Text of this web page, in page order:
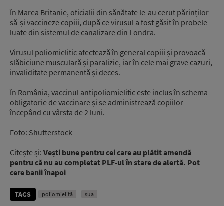
În Marea Britanie, oficialii din sănătate le-au cerut părinților
să-și vaccineze copiii, după ce virusul a fost găsit în probele
luate din sistemul de canalizare din Londra.
Virusul poliomielitic afectează în general copiii și provoacă
slăbiciune musculară și paralizie, iar în cele mai grave cazuri,
invaliditate permanentă și deces.
În România, vaccinul antipoliomielitic este inclus în schema
obligatorie de vaccinare și se administrează copiilor
începând cu vârsta de 2 luni.
Foto: Shutterstock
Citește și: Vești bune pentru cei care au plătit amendă
pentru că nu au completat PLF-ul în stare de alertă. Pot
cere banii înapoi
TAGS poliomielită sua